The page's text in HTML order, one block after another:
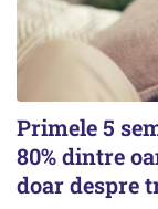
Primele 5
80% dintre
doar despre